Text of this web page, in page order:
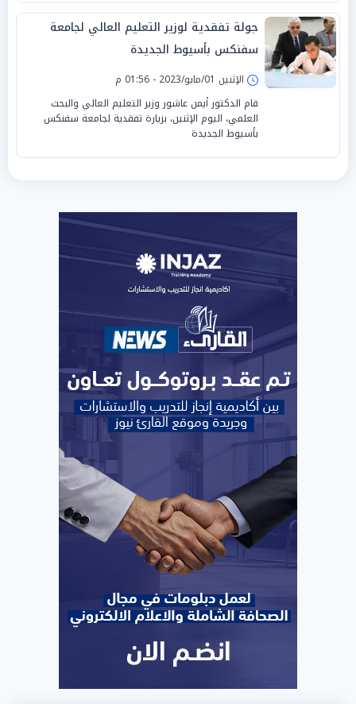
جولة تفقدية لوزير التعليم العالي لجامعة
سفنكس بأسيوط الجديدة
الإثنين 01/مايو/2023 - 01:56 م
قام الدكتور أيمن عاشور وزير التعليم العالي والبحث
العلمي، اليوم الإثنين، بزيارة تفقدية لجامعة سفنكس
بأسيوط الجديدة